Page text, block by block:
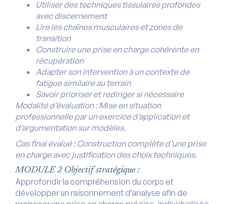
Utiliser des techniques tissulaires profondes
avec discernement
Lire les chaînes musculaires et zones de
transition
Construire une prise en charge cohérente en
récupération
Adapter son intervention à un contexte de
fatigue similaire au terrain
Savoir prioriser et rediriger si nécessaire
Modalité d’évaluation : Mise en situation
professionnelle par un exercice d’application et
d’argumentation sur modèles.
Cas final évalué : Construction complète d’une prise
en charge avec justification des choix techniques.
MODULE 2 Objectif stratégique :
Approfondir la compréhension du corps et
développer un raisonnement d’analyse afin de